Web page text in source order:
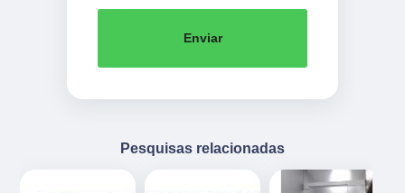
Enviar
Pesquisas relacionadas